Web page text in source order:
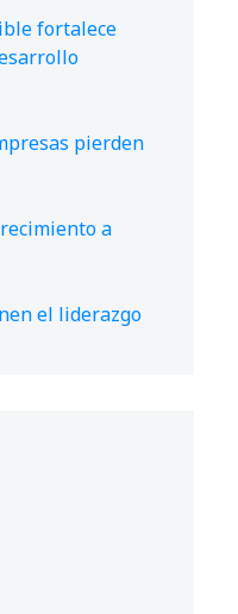
fortalece
pierden
a
el liderazgo